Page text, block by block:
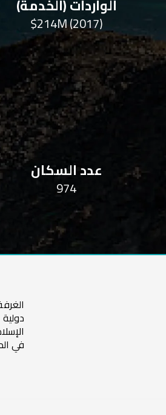
الواردات (الخدمة)
$214M (2017)
عدد السكان
974
في